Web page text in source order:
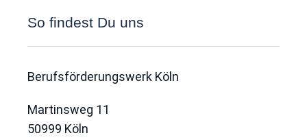
So findest Du uns
Berufsförderungswerk Köln
Martinsweg 11
50999 Köln